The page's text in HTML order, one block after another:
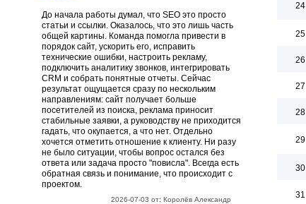
До начала работы думал, что SEO это просто
статьи и ссылки. Оказалось, что это лишь часть
общей картины. Команда помогла привести в
порядок сайт, ускорить его, исправить
технические ошибки, настроить рекламу,
подключить аналитику звонков, интегрировать
CRM и собрать понятные отчеты. Сейчас
результат ощущается сразу по нескольким
направлениям: сайт получает больше
посетителей из поиска, реклама приносит
стабильные заявки, а руководству не приходится
гадать, что окупается, а что нет. Отдельно
хочется отметить отношение к клиенту. Ни разу
не было ситуации, чтобы вопрос остался без
ответа или задача просто "повисла". Всегда есть
обратная связь и понимание, что происходит с
проектом.
2026-07-03 от: Королёв Александр
24
25
26
27
28
29
30
31